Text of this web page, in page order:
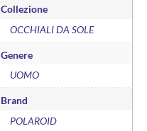
Collezione
OCCHIALI DA SOLE
Genere
UOMO
Brand
POLAROID